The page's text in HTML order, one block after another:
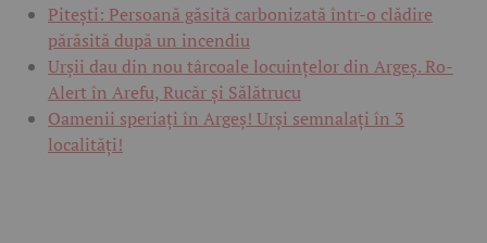
Pitești: Persoană găsită carbonizată într-o clădire
părăsită după un incendiu
Urșii dau din nou târcoale locuințelor din Argeș. Ro-
Alert în Arefu, Rucăr și Sălătrucu
Oamenii speriați în Argeș! Urși semnalați în 3
localități!